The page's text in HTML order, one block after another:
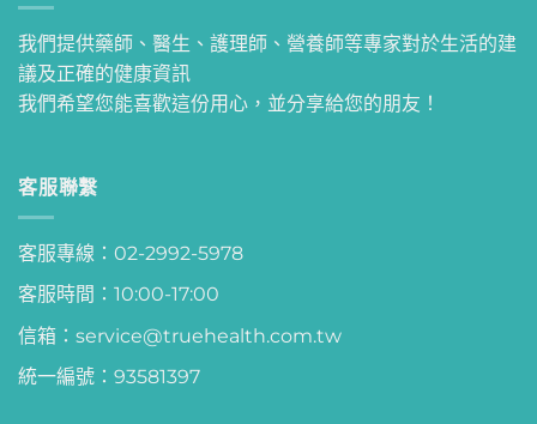
我們提供藥師、醫生、護理師、營養師等專家對於生活的建
議及正確的健康資訊
我們希望您能喜歡這份用心，並分享給您的朋友！
客服聯繫
客服專線：02-2992-5978
客服時間：10:00-17:00
信箱：service@truehealth.com.tw
統一編號：93581397